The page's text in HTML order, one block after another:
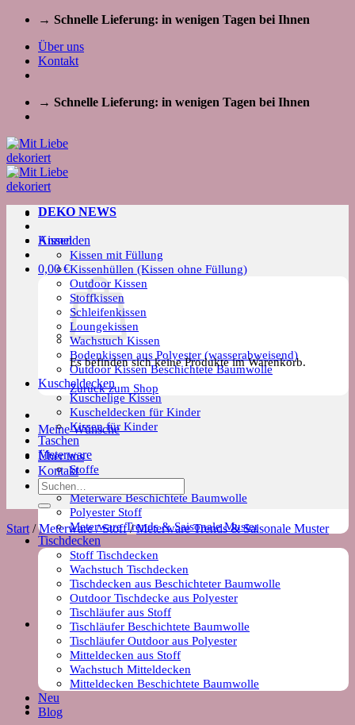
Zum
springen
→ Schnelle Lieferung: in wenigen Tagen bei Ihnen
Über uns
Kontakt
→ Schnelle Lieferung: in wenigen Tagen bei Ihnen
Kissen
Kissen mit Füllung
Kissenhüllen (Kissen ohne Füllung)
Outdoor Kissen
Stoffkissen
Schleifenkissen
Loungekissen
Wachstuch Kissen
Bodenkissen aus Polyester (wasserabweisend)
Outdoor Kissen Beschichtete Baumwolle
Kuscheldecken
Kuschelige Kissen
Kuscheldecken für Kinder
Kissen für Kinder
Taschen
Meterware
Stoffe
Wachstuch Stoff
Meterware Beschichtete Baumwolle
Polyester Stoff
Meterware Trends & Saisonale Muster
Tischdecken
Stoff Tischdecken
Wachstuch Tischdecken
Tischdecken aus Beschichteter Baumwolle
Outdoor Tischdecke aus Polyester
Tischläufer aus Stoff
Tischläufer Beschichtete Baumwolle
Tischläufer Outdoor aus Polyester
Mitteldecken aus Stoff
Wachstuch Mitteldecken
Mitteldecken Beschichtete Baumwolle
Neu
Blog
DEKO NEWS
Anmelden
0,00€
Es befinden sich keine Produkte im Warenkorb.
Zurück zum Shop
Meine Wünsche
Über uns
Kontakt
Suchen
nach:
Start / Meterware / Stoff / Meterware Trends & Saisonale Muster